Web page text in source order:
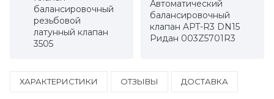
балансировочный
резьбовой
латунный клапан
3505
Автоматический
балансировочный
клапан APT-R3 DN15
Ридан 003Z5701R3
ХАРАКТЕРИСТИКИ ОТЗЫВЫ ДОСТАВКА